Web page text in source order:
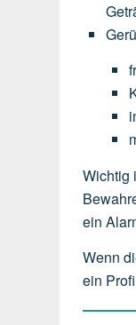
Wichtig
ein
Wenn
ein